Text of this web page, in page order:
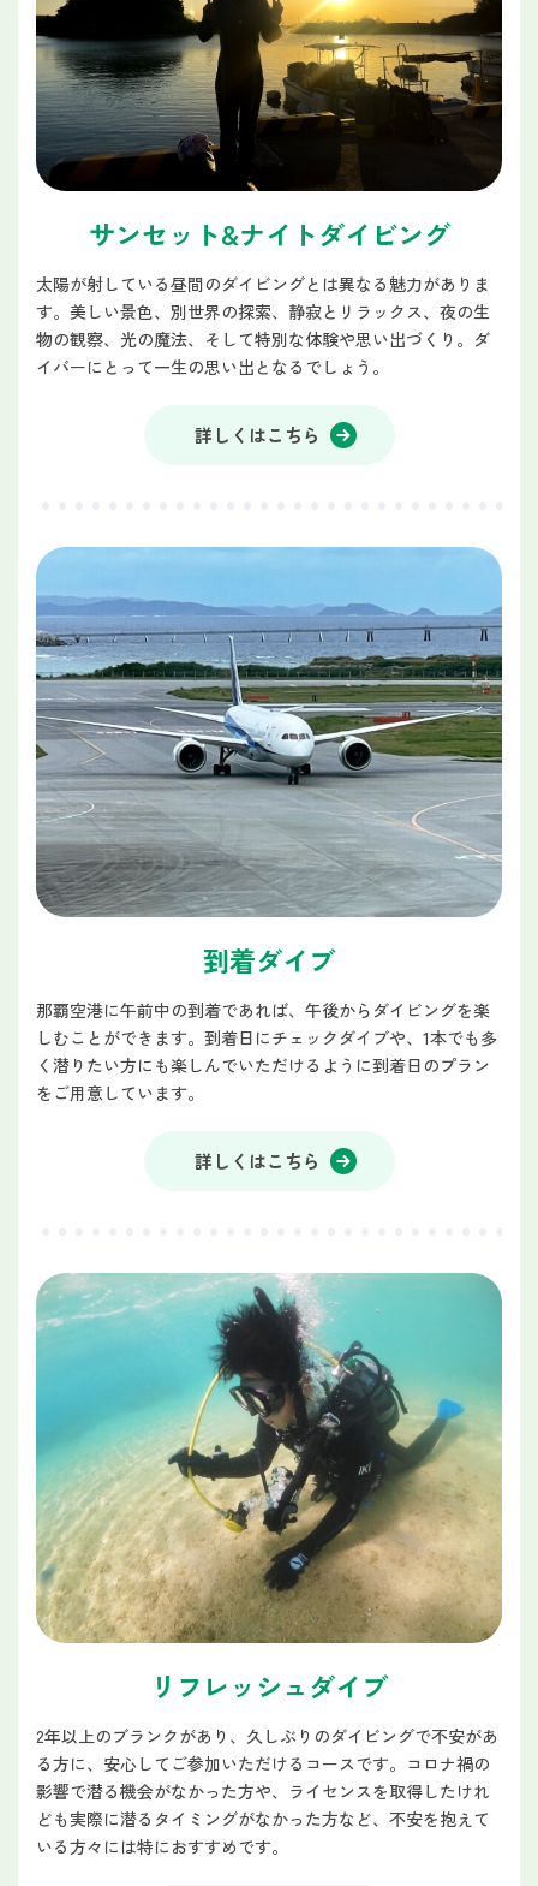
サンセット&ナイトダイビング
太陽が射している昼間のダイビングとは異なる魅力がありま
す。美しい景色、別世界の探索、静寂とリラックス、夜の生
物の観察、光の魔法、そして特別な体験や思い出づくり。ダ
イバーにとって一生の思い出となるでしょう。
詳しくはこちら
到着ダイブ
那覇空港に午前中の到着であれば、午後からダイビングを楽
しむことができます。到着日にチェックダイブや、1本でも多
く潜りたい方にも楽しんでいただけるように到着日のプラン
をご用意しています。
詳しくはこちら
リフレッシュダイブ
2年以上のブランクがあり、久しぶりのダイビングで不安があ
る方に、安心してご参加いただけるコースです。コロナ禍の
影響で潜る機会がなかった方や、ライセンスを取得したけれ
ども実際に潜るタイミングがなかった方など、不安を抱えて
いる方々には特におすすめです。